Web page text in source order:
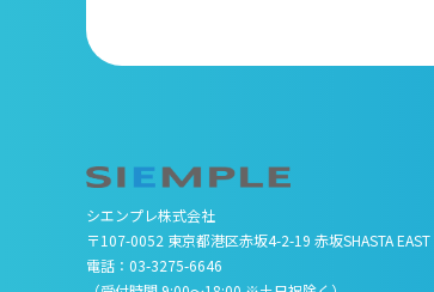
シエンプレ株式会社
〒107-0052 東京都港区赤坂4-2-19 赤坂SHASTA
電話： 03-3275-6646